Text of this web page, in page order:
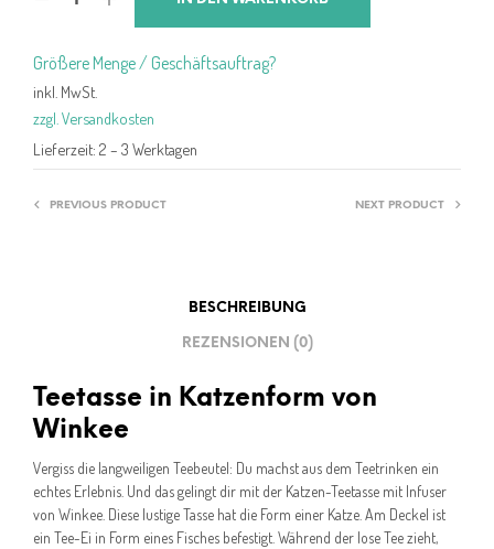
Größere Menge / Geschäftsauftrag?
inkl. MwSt.
zzgl. Versandkosten
Lieferzeit: 2 – 3 Werktagen
PREVIOUS PRODUCT NEXT PRODUCT
BESCHREIBUNG
REZENSIONEN (0)
Teetasse in Katzenform von
Winkee
Vergiss die langweiligen Teebeutel: Du machst aus dem Teetrinken ein
echtes Erlebnis. Und das gelingt dir mit der Katzen-Teetasse mit Infuser
von Winkee. Diese lustige Tasse hat die Form einer Katze. Am Deckel ist
ein Tee-Ei in Form eines Fisches befestigt. Während der lose Tee zieht,